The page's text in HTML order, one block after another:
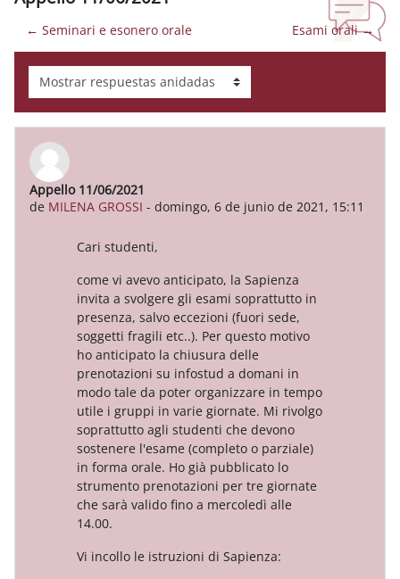
← Seminari e esonero orale Esami orali →
Mostrar modo
Appello 11/06/2021
de MILENA GROSSI - domingo, 6 de junio de 2021, 15:11
Número de respuestas: 0
Cari studenti,
come vi avevo anticipato, la Sapienza
invita a svolgere gli esami soprattutto in
presenza, salvo eccezioni (fuori sede,
soggetti fragili etc..). Per questo motivo
ho anticipato la chiusura delle
prenotazioni su infostud a domani in
modo tale da poter organizzare in tempo
utile i gruppi in varie giornate. Mi rivolgo
soprattutto agli studenti che devono
sostenere l'esame (completo o parziale)
in forma orale. Ho già pubblicato lo
strumento prenotazioni per tre giornate
che sarà valido fino a mercoledì alle
14.00.
Vi incollo le istruzioni di Sapienza: